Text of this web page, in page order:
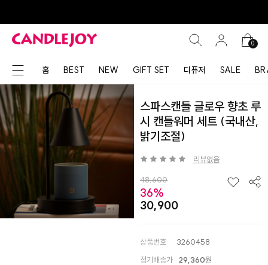
0
홈 BEST NEW GIFT SET 디퓨저 SALE
스파스캔들 글로우 향초 루
시 캔들워머 세트 (국내산,
밝기조절)
리뷰없음
48,600
36%
30,900
상품번호
3260458
정기배송가
29,360원